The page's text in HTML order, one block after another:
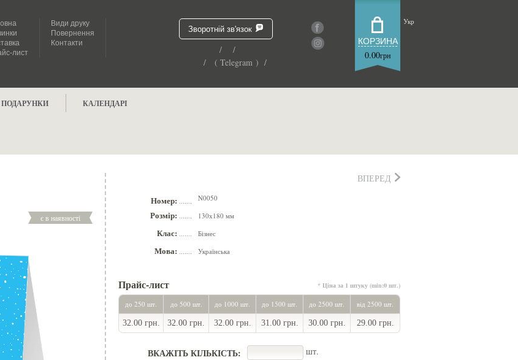
КОРЗИНА
0.00грн
Зворотній зв'язок
/ /
/ ( Telegram ) /
лист
Види друку
Повернення
Контакти
Укр
ПОДАРУНКИ КАЛЕНДАРІ
ВПЕРЕД
є в наявності
Номер: N0050
Розмір: 130х180 мм
Клас: Бізнес
Мова: Українська
Прайс-лист * Ціна за 1 штуку (min:0 шт.)
до 250 шт. до 500 шт. до 1000 шт. до 1500 шт. до 2500 шт. від 2500 шт.
32.00 грн. 32.00 грн. 32.00 грн. 31.00 грн. 30.00 грн. 29.00 грн.
ВКАЖІТЬ КІЛЬКІСТЬ: шт.